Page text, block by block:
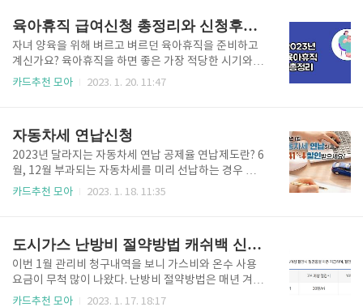
오전 9시~오후 4시 2021년 정부가 수도권에서 사회적
거리 두기를 4단계로 강화하면서, 수도권에 1시간 단축
영업을 시작으로 전국 단위로 확대가 되어 은행들의 1
시간 단축영업은 23년 1월 현재까지시행 중에 있습니
다. 영업시간 : 오전 9시 30분~오후 3시 30분 현재 시중
마스크 착용의..
육아휴직 급여신청 총정리와 신청후기 (출산과 육아 지원금종류)
자녀 양육을 위해 벼르고 벼르던 육아휴직을 준비하고
계신가요? 육아휴직을 하면 좋은 가장 적당한 시기와
육아휴직급여 신청조건 그리고 신청방법에 대해서 궁
직 급여 계산기'를 통해 궁금한 육아휴직수당을 먼저 확
인해 보시길 바랍니다. 육아휴직 급여 계산하기 처음 출
산과 육아를 하게 되면 알아야할 제도가 참 많습니다.
그중에서도 실제 생활에 도움이 되는 지원금 혜택은 절
대 놓치면 안 되는데요. 미리 알고 대처하고, 지원금 내
지원금 내용을 확인해 보시길..
카드추천 모아 2023. 1. 20. 11:47
자동차세 연납신청
2023년 달라지는 자동차세 연납 공제율 연납제도란? 6
월, 12월 부과되는 자동차세를 미리 선납하는 경우 세
액 공제를 받을 수 있는 제도 자동차세를 1년 치를 미리
다. 하지만, 앞으로 연납공제율이 5년간 단계적 조정이
됩니다. 작년부터 시작하여 연납 공제율은 축소가 되고
있습니다. 올해까지는 6.4%로 자동차세 연납신청 할인
율이 양호하나 내년부터는 체감이 크지는 않을 것 같습
카드추천 모아 2023. 1. 18. 11:35
도시가스 난방비 절약방법 캐쉬백 신청 카드할인 탄소포인트제
이번 1월 관리비 청구내역을 보니 가스비와 온수 사용
요금이 무척 많이 나왔다. 난방비 절약방법은 매년 겨울
마다 고민하게 되는 부분이지만, 때 이른 한파에 올해는
카드추천 모아 2023. 1. 17. 18:17